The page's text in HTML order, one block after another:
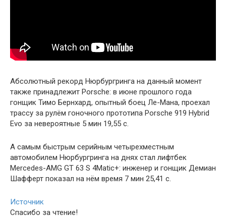
Абсолютный рекорд Нюрбургринга на данный момент
также принадлежит Porsche: в июне прошлого года
гонщик Тимо Бернхард, опытный боец Ле-Мана, проехал
трассу за рулём гоночного прототипа Porsche 919 Hybrid
Evo за невероятные 5 мин 19,55 с.
А самым быстрым серийным четырехместным
автомобилем Нюрбургринга на днях стал лифтбек
Mercedes-AMG GT 63 S 4Matic+: инженер и гонщик Демиан
Шафферт показал на нём время 7 мин 25,41 с.
Источник
Спасибо за чтение!